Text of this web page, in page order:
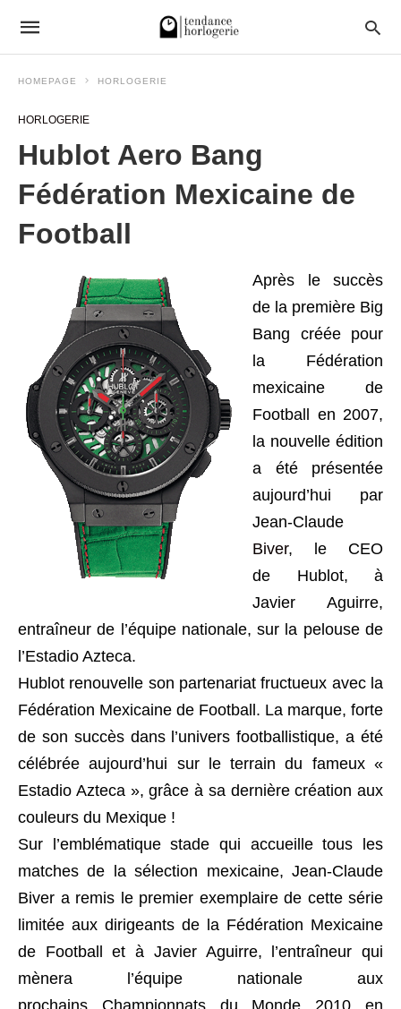
HOMEPAGE HORLOGERIE
HORLOGERIE
Hublot Aero Bang
Fédération Mexicaine de
Football
Après le succès
de la première Big
Bang créée pour
la Fédération
mexicaine de
Football en 2007,
la nouvelle édition
a été présentée
aujourd’hui par
Jean-Claude
Biver, le CEO
de Hublot, à
Javier Aguirre,
entraîneur de l’équipe nationale, sur la pelouse de
l’Estadio Azteca.
Hublot renouvelle son partenariat fructueux avec la
Fédération Mexicaine de Football. La marque, forte
de son succès dans l’univers footballistique, a été
célébrée aujourd’hui sur le terrain du fameux «
Estadio Azteca », grâce à sa dernière création aux
couleurs du Mexique !
Sur l’emblématique stade qui accueille tous les
matches de la sélection mexicaine, Jean-Claude
Biver a remis le premier exemplaire de cette série
limitée aux dirigeants de la Fédération Mexicaine
de Football et à Javier Aguirre, l’entraîneur qui
mènera l’équipe nationale aux
prochains Championnats du Monde 2010 en